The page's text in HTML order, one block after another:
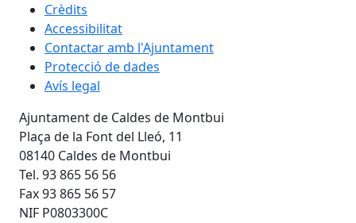
Crèdits
Accessibilitat
Contactar amb l'Ajuntament
Protecció de dades
Avís legal
Ajuntament de Caldes de Montbui
Plaça de la Font del Lleó, 11
08140 Caldes de Montbui
Tel. 93 865 56 56
Fax 93 865 56 57
NIF P0803300C